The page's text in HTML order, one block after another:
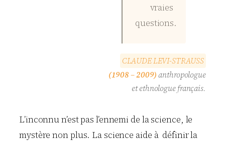
vraies
questions.
CLAUDELEVI-STRAUSS
(1908 – 2009)anthropologue
et ethnologue français.
L’inconnu n’est pas l’ennemi de la science, le
mystère non plus. La science aide à définir la